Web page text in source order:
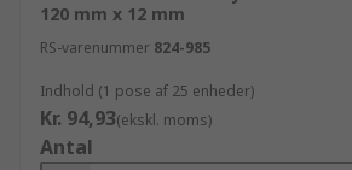
120 mm x 12 mm
RS-varenummer 824-985
Indhold (1 pose af 25 enheder)
Kr. 94,93(ekskl. moms)
Antal